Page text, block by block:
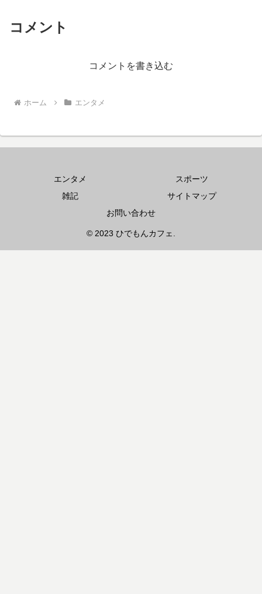
コメント
コメントを書き込む
ホーム エンタメ
エンタメ
スポーツ
雑記
サイトマップ
お問い合わせ
© 2023 ひでもんカフェ.